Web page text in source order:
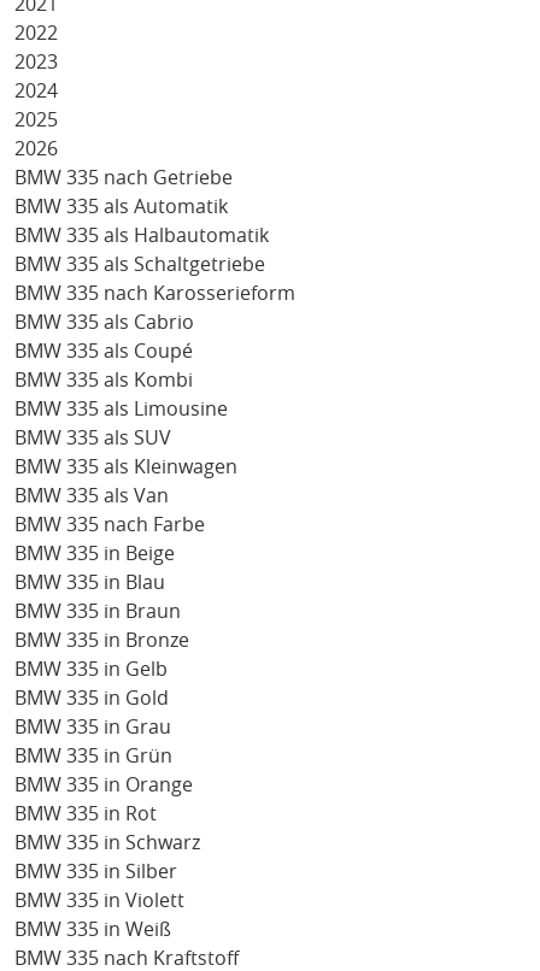
2022
2023
2024
2025
2026
BMW 335 nach Getriebe
BMW 335 als Automatik
BMW 335 als Halbautomatik
BMW 335 als Schaltgetriebe
BMW 335 nach Karosserieform
BMW 335 als Cabrio
BMW 335 als Coupé
BMW 335 als Kombi
BMW 335 als Limousine
BMW 335 als SUV
BMW 335 als Kleinwagen
BMW 335 als Van
BMW 335 nach Farbe
BMW 335 in Beige
BMW 335 in Blau
BMW 335 in Braun
BMW 335 in Bronze
BMW 335 in Gelb
BMW 335 in Gold
BMW 335 in Grau
BMW 335 in Grün
BMW 335 in Orange
BMW 335 in Rot
BMW 335 in Schwarz
BMW 335 in Silber
BMW 335 in Violett
BMW 335 in Weiß
BMW 335 nach Kraftstoff